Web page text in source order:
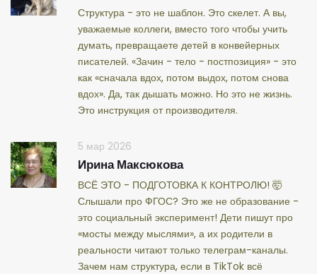
Структура - это не шаблон. Это скелет. А вы,
уважаемые коллеги, вместо того чтобы учить
думать, превращаете детей в конвейерных
писателей. «Зачин - тело - постпозиция» - это
как «сначала вдох, потом выдох, потом снова
вдох». Да, так дышать можно. Но это не жизнь.
Это инструкция от производителя.
5 мар 2026
Ирина Максюкова
ВСЁ ЭТО - ПОДГОТОВКА К КОНТРОЛЮ! 🤯
Слышали про ФГОС? Это же не образование -
это социальный эксперимент! Дети пишут про
«мосты между мыслями», а их родители в
реальности читают только телеграм-каналы.
Зачем нам структура, если в TikTok всё